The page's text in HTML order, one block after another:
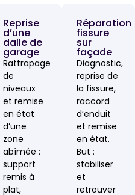
Reprise
d’une
dalle de
garage
Rattrapage
de
niveaux
et remise
en état
d’une
zone
abîmée :
support
remis à
plat,
Réparation
fissure
sur
façade
Diagnostic,
reprise de
la fissure,
raccord
d’enduit
et remise
en état.
But :
stabiliser
et
retrouver